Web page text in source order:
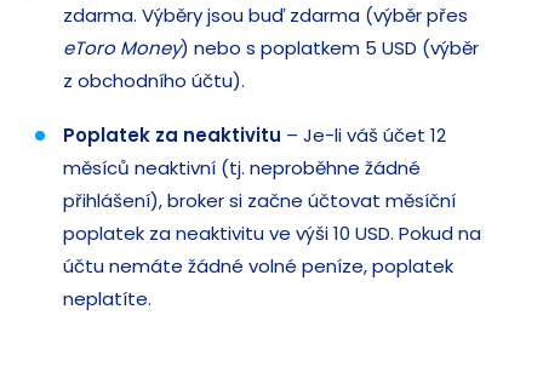
zdarma. Výběry jsou buď zdarma (výběr přes
eToro Money) nebo s poplatkem 5 USD (výběr
z obchodního účtu).
Poplatek za neaktivitu – Je-li váš účet 12
měsíců neaktivní (tj. neproběhne žádné
přihlášení), broker si začne účtovat měsíční
poplatek za neaktivitu ve výši 10 USD. Pokud na
účtu nemáte žádné volné peníze, poplatek
neplatíte.